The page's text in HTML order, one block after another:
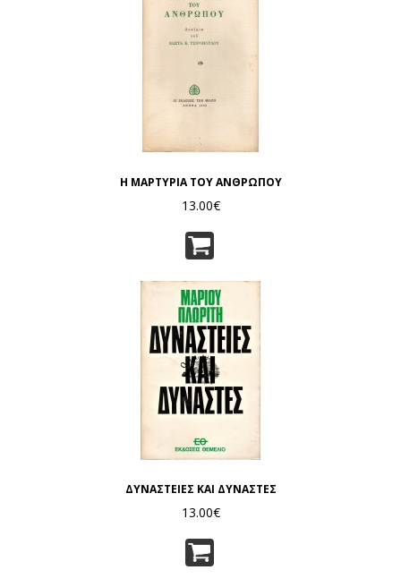
Η ΜΑΡΤΥΡΙΑ ΤΟΥ ΑΝΘΡΩΠΟΥ
13.00€
ΔΥΝΑΣΤΕΙΕΣ ΚΑΙ ΔΥΝΑΣΤΕΣ
13.00€